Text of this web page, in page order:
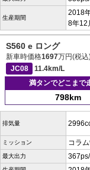
生産期間
2018
8年12
S560 e ロング
新車時価格1697万円(税込
JC08
11.4km/L
満タンでどこまで
798km
排気量
ミッション コラ
最大出力